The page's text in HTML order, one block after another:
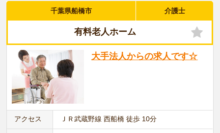
千葉県船橋市 介護士
有料老人ホーム
大手法人からの求人です☆
アクセス ＪＲ武蔵野線 西船橋 徒歩 10分